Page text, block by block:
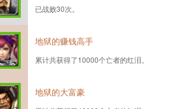
已战败30次。
地狱的赚钱高手
累计共获得了10000个亡者的红泪。
地狱的大富豪